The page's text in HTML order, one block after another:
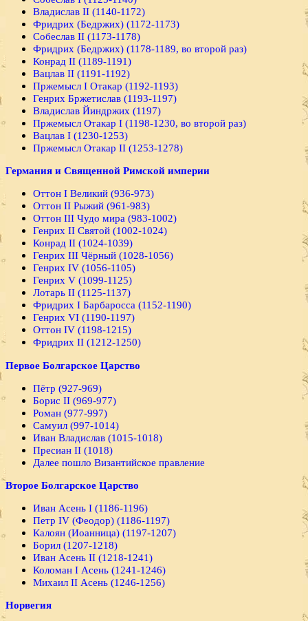
Владислав II (1140-1172)
Фридрих (Бедржих) (1172-1173)
Собеслав II (1173-1178)
Фридрих (Бедржих) (1178-1189, во второй раз)
Конрад II (1189-1191)
Вацлав II (1191-1192)
Пржемысл I Отакар (1192-1193)
Генрих Бржетислав (1193-1197)
Владислав Йиндржих (1197)
Пржемысл Отакар I (1198-1230, во второй раз)
Вацлав I (1230-1253)
Пржемысл Отакар II (1253-1278)
Германия и Священной Римской империи
Оттон I Великий (936-973)
Оттон II Рыжий (961-983)
Оттон III Чудо мира (983-1002)
Генрих II Святой (1002-1024)
Конрад II (1024-1039)
Генрих III Чёрный (1028-1056)
Генрих IV (1056-1105)
Генрих V (1099-1125)
Лотарь II (1125-1137)
Фридрих I Барбаросса (1152-1190)
Генрих VI (1190-1197)
Оттон IV (1198-1215)
Фридрих II (1212-1250)
Первое Болгарское Царство
Пётр (927-969)
Борис II (969-977)
Роман (977-997)
Самуил (997-1014)
Иван Владислав (1015-1018)
Пресиан II (1018)
Далее пошло Византийское правление
Второе Болгарское Царство
Иван Асень I (1186-1196)
Петр IV (Феодор) (1186-1197)
Калоян (Иоанница) (1197-1207)
Борил (1207-1218)
Иван Асень II (1218-1241)
Коломан I Асень (1241-1246)
Михаил II Асень (1246-1256)
Норвегия